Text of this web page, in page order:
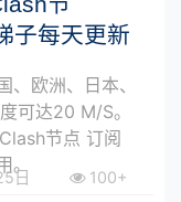
子每天更新
欧洲、日本、
可达20 M/S。
节点 订阅
日 100+